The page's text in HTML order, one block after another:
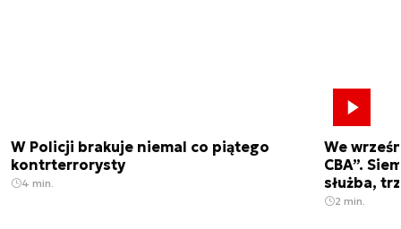
W Policji brakuje niemal co piątego
kontrterrorysty
4 min.
We
CBA”.
służba,
2 min.